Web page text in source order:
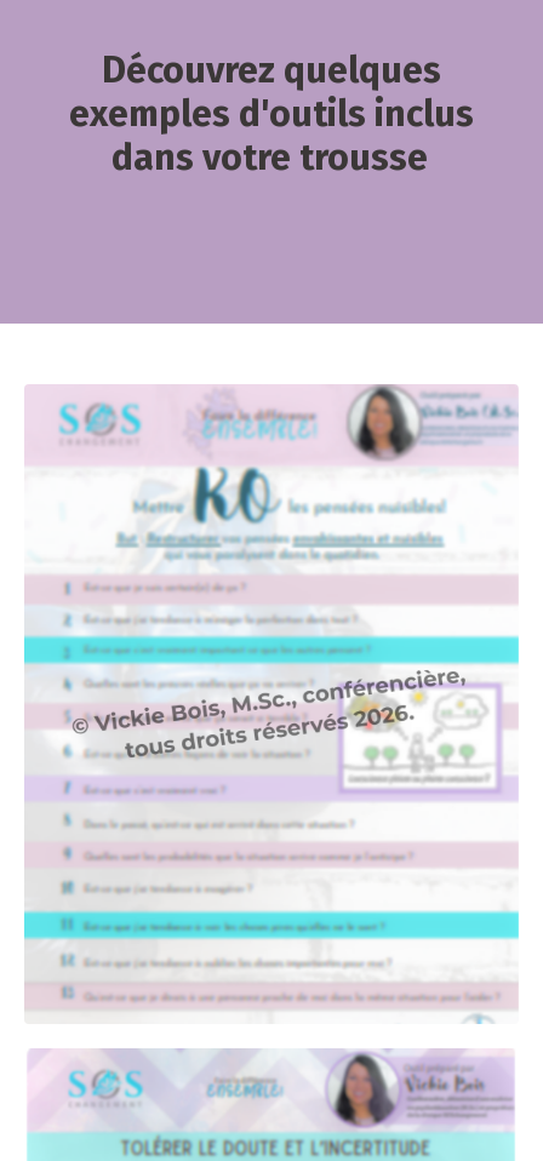
Découvrez quelques
exemples d'outils inclus
dans votre trousse